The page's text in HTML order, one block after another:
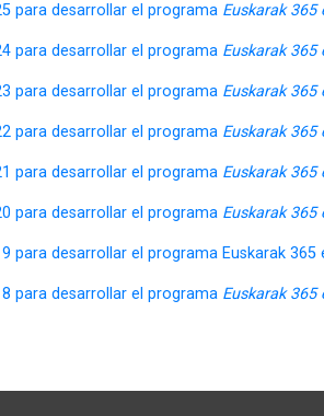
para desarrollar el programa Euskarak 365
para desarrollar el programa Euskarak 365
para desarrollar el programa Euskarak 365
para desarrollar el programa Euskarak 365
para desarrollar el programa Euskarak 365
para desarrollar el programa Euskarak 365
para desarrollar el programa Euskarak 365
para desarrollar el programa Euskarak 365